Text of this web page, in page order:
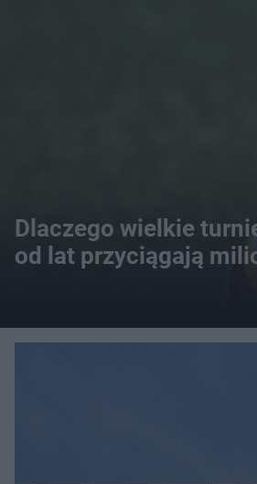
Dlaczego wielkie
od lat przyciągają